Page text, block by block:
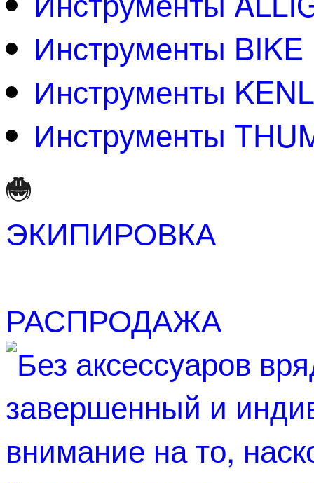
Инструменты BIKE
Инструменты
Инструменты
ЭКИПИРОВКА
РАСПРОДАЖА